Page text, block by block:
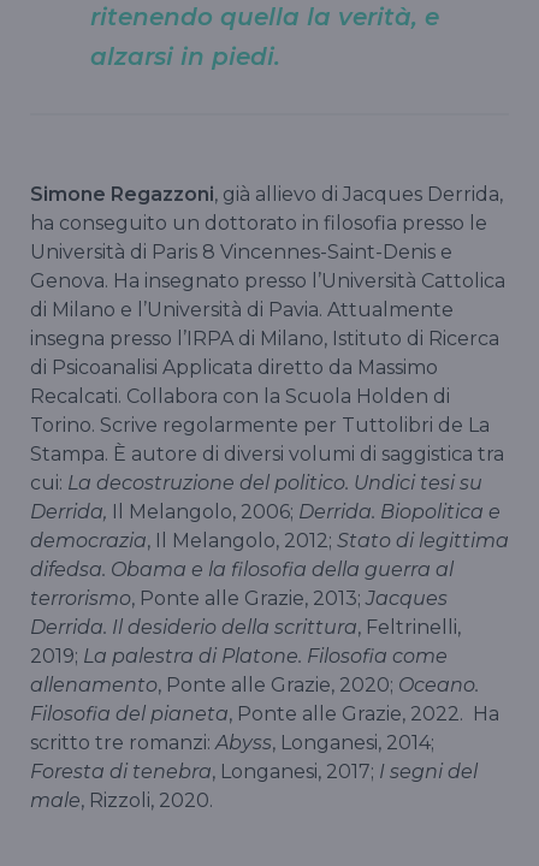
ritenendo quella la verità, e
alzarsi in piedi.
Simone Regazzoni, già allievo di Jacques Derrida,
ha conseguito un dottorato in filosofia presso le
Università di Paris 8 Vincennes-Saint-Denis e
Genova. Ha insegnato presso l’Università Cattolica
di Milano e l’Università di Pavia. Attualmente
insegna presso l’IRPA di Milano, Istituto di Ricerca
di Psicoanalisi Applicata diretto da Massimo
Recalcati. Collabora con la Scuola Holden di
Torino. Scrive regolarmente per Tuttolibri de La
Stampa. È autore di diversi volumi di saggistica tra
cui: La decostruzione del politico. Undici tesi su
Derrida, Il Melangolo, 2006; Derrida. Biopolitica e
democrazia, Il Melangolo, 2012; Stato di legittima
difedsa. Obama e la filosofia della guerra al
terrorismo, Ponte alle Grazie, 2013;Jacques
Derrida. Il desiderio della scrittura, Feltrinelli,
2019; La palestra di Platone. Filosofia come
allenamento, Ponte alle Grazie, 2020; Oceano.
Filosofia del pianeta, Ponte alle Grazie, 2022. Ha
scritto tre romanzi:Abyss, Longanesi, 2014;
Foresta di tenebra, Longanesi, 2017; I segni del
male, Rizzoli, 2020.